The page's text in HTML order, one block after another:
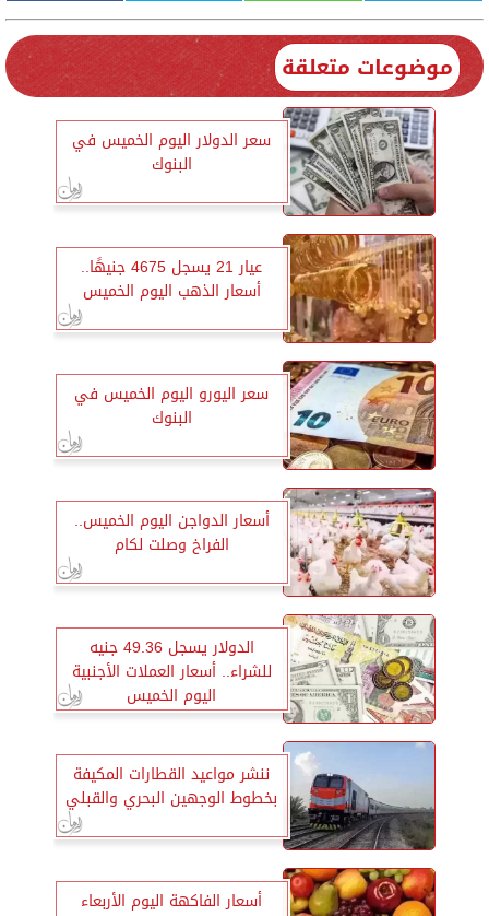
موضوعات متعلقة
سعر الدولار اليوم الخميس في
البنوك
عيار 21 يسجل 4675 جنيهًا..
أسعار الذهب اليوم الخميس
سعر اليورو اليوم الخميس في
البنوك
أسعار الدواجن اليوم الخميس..
الفراخ وصلت لكام
الدولار يسجل 49.36 جنيه
للشراء.. أسعار العملات الأجنبية
اليوم الخميس
ننشر مواعيد القطارات المكيفة
بخطوط الوجهين البحري والقبلي
أسعار الفاكهة اليوم الأربعاء